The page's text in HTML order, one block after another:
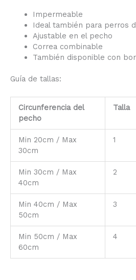
Impermeable
Ideal también para perros
Ajustable en el pecho
Correa combinable
También disponible con
Guía de tallas:
Circunferencia del
pecho
Talla
Min 20cm / Max
30cm
1
Min 30cm / Max
40cm
2
Min 40cm / Max
50cm
3
Min 50cm / Max
60cm
4